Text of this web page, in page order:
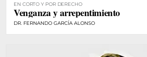
EN CORTO Y POR DERECHO
Venganza y arrepentimiento
DR. FERNANDO GARCÍA ALONSO